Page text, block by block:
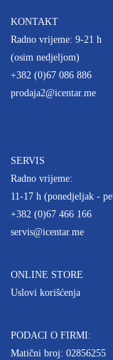
KONTAKT
Radno vrijeme: 9-21 h
(osim nedjeljom)
+382 (0)67 086 886
prodaja2@icentar.me
SERVIS
Radno vrijeme:
11-17 h (ponedjeljak -
+382 (0)67 466 166
servis@icentar.me
ONLINE STORE
Uslovi korišćenja
PODACI O FIRMI:
Matični broj: 02856255